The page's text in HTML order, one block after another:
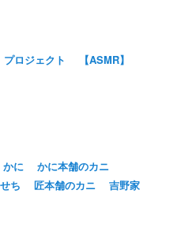
プロジェクト
【ASMR】
かに
かに本舗のカニ
ち 匠本舗のカニ
吉野家